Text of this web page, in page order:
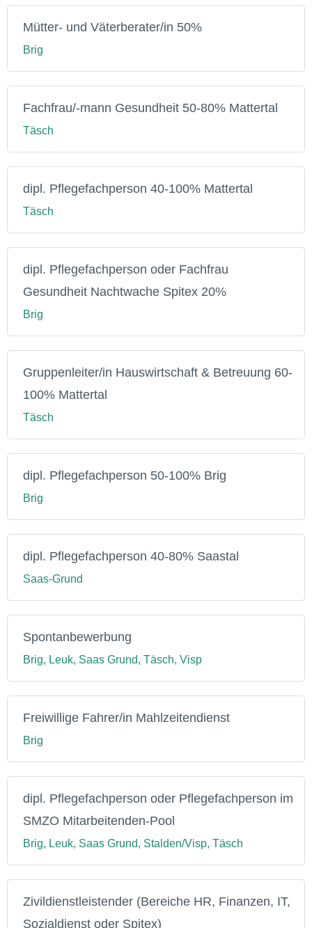
Mütter- und Väterberater/in 50%
Brig
Fachfrau/-mann Gesundheit 50-80% Mattertal
Täsch
dipl. Pflegefachperson 40-100% Mattertal
Täsch
dipl. Pflegefachperson oder Fachfrau
Gesundheit Nachtwache Spitex 20%
Brig
Gruppenleiter/in Hauswirtschaft & Betreuung 60-
100% Mattertal
Täsch
dipl. Pflegefachperson 50-100% Brig
Brig
dipl. Pflegefachperson 40-80% Saastal
Saas-Grund
Spontanbewerbung
Brig, Leuk, Saas Grund, Täsch, Visp
Freiwillige Fahrer/in Mahlzeitendienst
Brig
dipl. Pflegefachperson oder Pflegefachperson im
SMZO Mitarbeitenden-Pool
Brig, Leuk, Saas Grund, Stalden/Visp, Täsch
Zivildienstleistender (Bereiche HR, Finanzen, IT,
Sozialdienst oder Spitex)